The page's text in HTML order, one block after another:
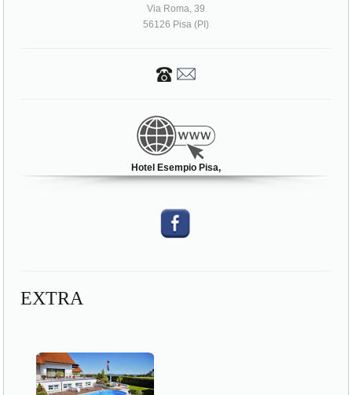
Via Roma, 39
56126 Pisa (PI)
Hotel Esempio Pisa,
EXTRA